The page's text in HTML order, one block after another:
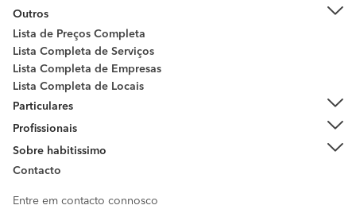
Outros
Lista de Preços Completa
Lista Completa de Serviços
Lista Completa de Empresas
Lista Completa de Locais
Particulares
Profissionais
Sobre habitissimo
Contacto
Entre em contacto connosco